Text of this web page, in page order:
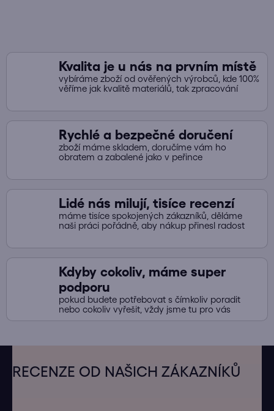
Kvalita je u nás na prvním místě
vybíráme zboží od ověřených výrobců, kde 100%
věříme jak kvalitě materiálů, tak zpracování
Rychlé a bezpečné doručení
zboží máme skladem, doručíme vám ho
obratem a zabalené jako v peřince
Lidé nás milují, tisíce recenzí
máme tisíce spokojených zákazníků, děláme
naši práci pořádně, aby nákup přinesl radost
Kdyby cokoliv, máme super
podporu
pokud budete potřebovat s čímkoliv poradit
nebo cokoliv vyřešit, vždy jsme tu pro vás
RECENZE OD NAŠICH ZÁKAZNÍKŮ